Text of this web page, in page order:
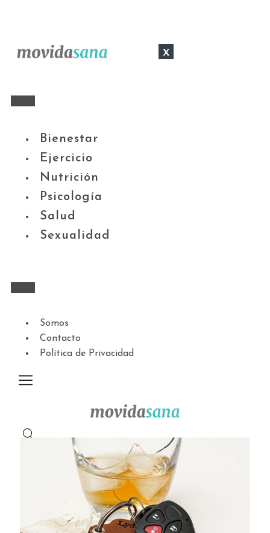
x
Bienestar
Ejercicio
Nutrición
Psicología
Salud
Sexualidad
Somos
Contacto
Política de Privacidad